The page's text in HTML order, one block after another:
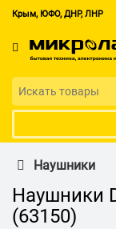
Крым, ЮФО, ДНР, ЛНР
Наушники
Наушники
(63150)